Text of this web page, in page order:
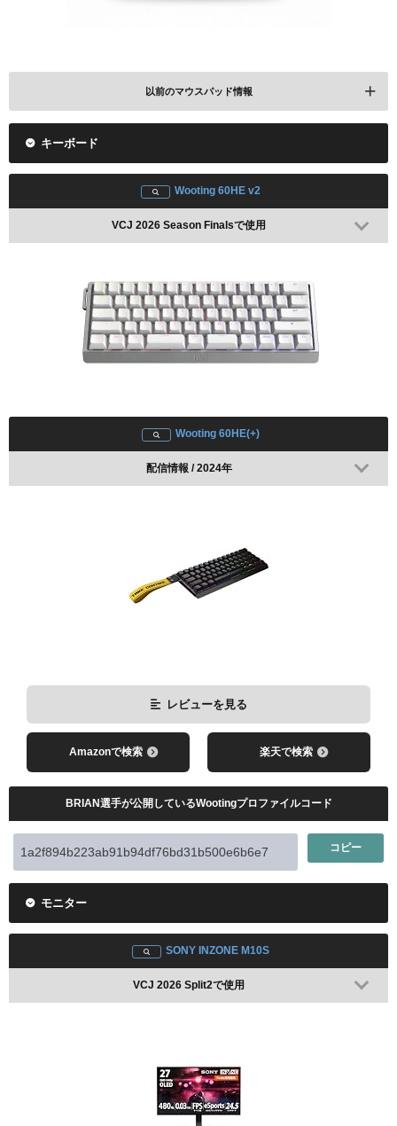
以前のマウスパッド情報
VCJ 2024 Split1 Playoffで使用
Amazonで検索 楽天で検索
キーボード
Wooting 60HE v2
VCJ 2026 Season Finalsで使用
Wooting 60HE(+)
配信情報 / 2024年
レビューを見る
Amazonで検索 楽天で検索
BRIAN選手が公開しているWootingプロファイルコード
コピー
モニター
SONY INZONE M10S
VCJ 2026 Split2で使用